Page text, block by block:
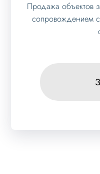
Продажа объектов
сопровождением